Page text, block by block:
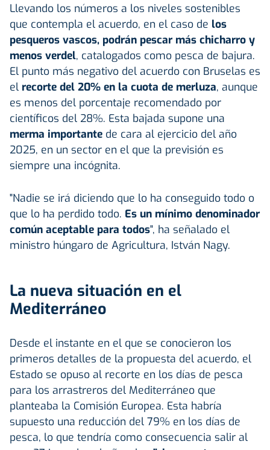
Llevando los números a los niveles sostenibles
que contempla el acuerdo, en el caso de los
pesqueros vascos, podrán pescar más chicharro y
menos verdel, catalogados como pesca de bajura.
El punto más negativo del acuerdo con Bruselas es
el recorte del 20% en la cuota de merluza, aunque
es menos del porcentaje recomendado por
científicos del 28%. Esta bajada supone una
merma importante de cara al ejercicio del año
2025, en un sector en el que la previsión es
siempre una incógnita.
"Nadie se irá diciendo que lo ha conseguido todo o
que lo ha perdido todo. Es un mínimo denominador
común aceptable para todos", ha señalado el
ministro húngaro de Agricultura, István Nagy.
La nueva situación en el
Mediterráneo
Desde el instante en el que se conocieron los
primeros detalles de la propuesta del acuerdo, el
Estado se opuso al recorte en los días de pesca
para los arrastreros del Mediterráneo que
planteaba la Comisión Europea. Esta habría
supuesto una reducción del 79% en los días de
pesca, lo que tendría como consecuencia salir al